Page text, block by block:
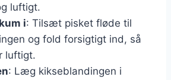
luftigt.
i: Tilsæt pisket fløde til
og fold forsigtigt ind, så
luftigt.
: Læg kikseblandingen i